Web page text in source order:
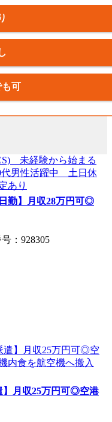
も可
勤】月収28万円可◎
：928305
】月収25万円可◎空港